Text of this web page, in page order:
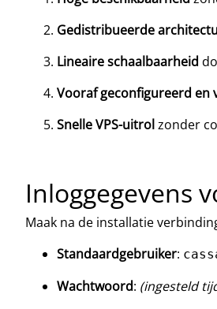
Gedistribueerde
Lineaire schaalbaarheid
Vooraf geconfigureerd en
Snelle VPS-uitrolzonder
Inloggegevens
Maak na de installatie
Standaardgebruiker:
Wachtwoord: (ingesteld